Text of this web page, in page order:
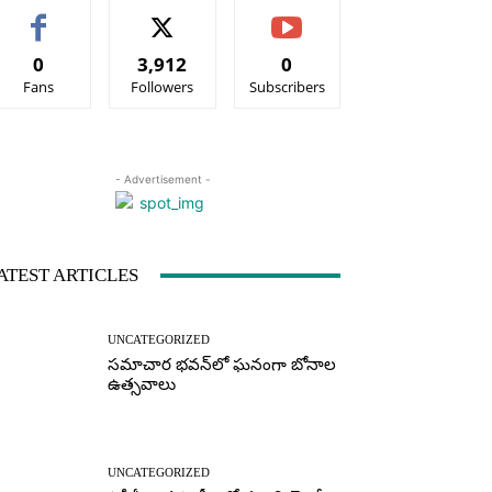
0
Fans
3,912
Followers
0
Subscribers
- Advertisement -
ARTICLES
UNCATEGORIZED
సమాచార భవన్‌లో ఘనంగా బోనాల
ఉత్సవాలు
UNCATEGORIZED